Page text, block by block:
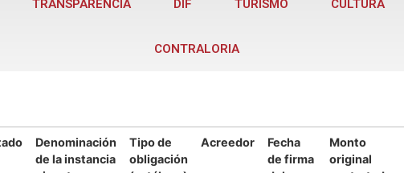
TRANSPARENCIA DIF TURISMO CULTURA
CONTRALORIA
Denominación
de la instancia
Tipo de
obligación
Acreedor
Fecha
de firma
Monto
original